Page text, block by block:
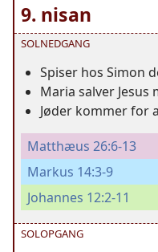
9. nisan
SOLNEDGANG
Spiser hos Simon
Maria salver Jesus
Jøder kommer for
Matthæus 26:6-13
Markus 14:3-9
Johannes 12:2-11
SOLOPGANG